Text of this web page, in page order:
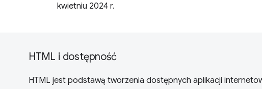
kwietniu 2024 r.
HTML i dostępność
HTML jest podstawą tworzenia dostępnych aplikacji